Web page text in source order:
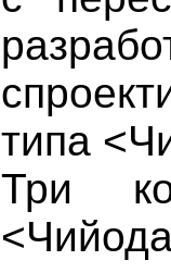
типа
Три